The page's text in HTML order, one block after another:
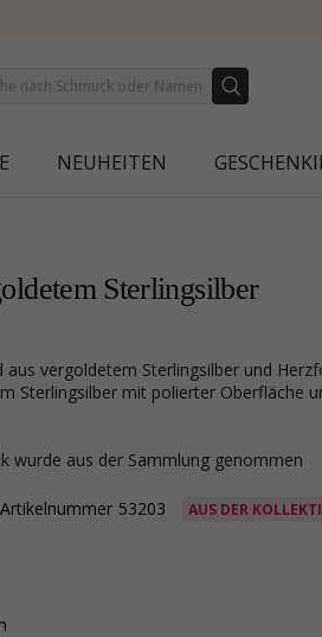
NEUHEITEN
Sterlingsilber
Sterlingsilber mit polierter Oberfläche
wurde aus der Sammlung genommen
Artikelnummer 53203 AUS DER